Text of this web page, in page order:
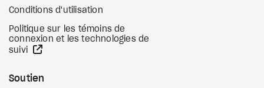
Conditions d'utilisation
Politique sur les témoins de
connexion et les technologies de
suivi
Soutien